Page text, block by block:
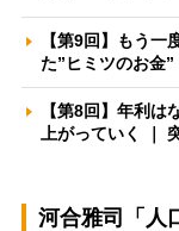
【第9回】もう
た”ヒミツのお金
【第8回】年利
上がっていく ｜
河合雅司「人